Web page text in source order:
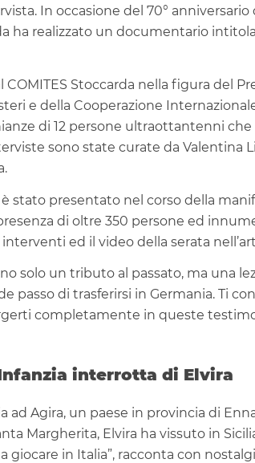
In occasione del 70°
ha realizzato un documentario
Stoccarda nella figura del
e della Cooperazione
di 12 persone ultraottantenni che
sono state curate da Valentina
stato presentato nel corso della
di oltre 350 persone ed
ed il video della serata
solo un tributo al passato, ma una
passo di trasferirsi in Germania. Ti
completamente in queste
interrotta di Elvira
ad Agira, un paese in provincia di
Margherita, Elvira ha vissuto in
giocare in Italia”, racconta con